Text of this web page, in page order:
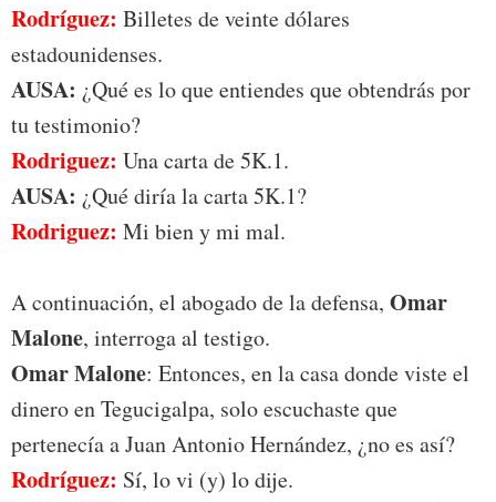
Rodríguez: Billetes de veinte dólares
estadounidenses.
AUSA: ¿Qué es lo que entiendes que obtendrás por
tu testimonio?
Rodriguez: Una carta de 5K.1.
AUSA: ¿Qué diría la carta 5K.1?
Rodriguez: Mi bien y mi mal.
A continuación, el abogado de la defensa, Omar
Malone, interroga al testigo.
Omar Malone: Entonces, en la casa donde viste el
dinero en Tegucigalpa, solo escuchaste que
pertenecía a Juan Antonio Hernández, ¿no es así?
Rodríguez: Sí, lo vi (y) lo dije.